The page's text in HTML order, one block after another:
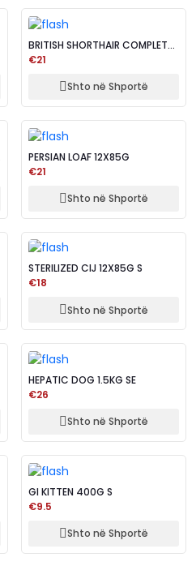
BRITISH SHORTHAIR COMPLETE
IN GRAVY 12X8...
€21
Shto në Shportë
PERSIAN LOAF 12X85G
€21
Shto në Shportë
STERILIZED CIJ 12X85G S
€18
Shto në Shportë
HEPATIC DOG 1.5KG SE
€26
Shto në Shportë
GI KITTEN 400G S
€9.5
Shto në Shportë